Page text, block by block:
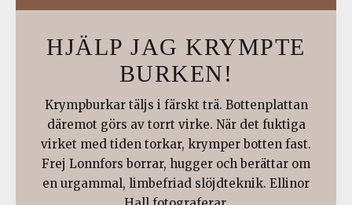
HJÄLP JAG KRYMPTE
BURKEN!
Krympburkar täljs i färskt trä. Bottenplattan
däremot görs av torrt virke. När det fuktiga
virket med tiden torkar, krymper botten fast.
Frej Lonnfors borrar, hugger och berättar om
en urgammal, limbefriad slöjdteknik. Ellinor